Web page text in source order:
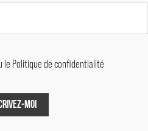
le Politique de confidentialité